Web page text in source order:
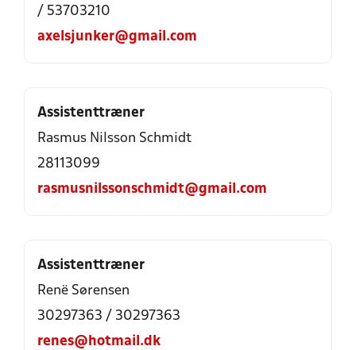
/ 53703210
axelsjunker@gmail.com
Assistenttræner
Rasmus Nilsson Schmidt
28113099
rasmusnilssonschmidt@gmail.com
Assistenttræner
Renë Sørensen
30297363 / 30297363
renes@hotmail.dk